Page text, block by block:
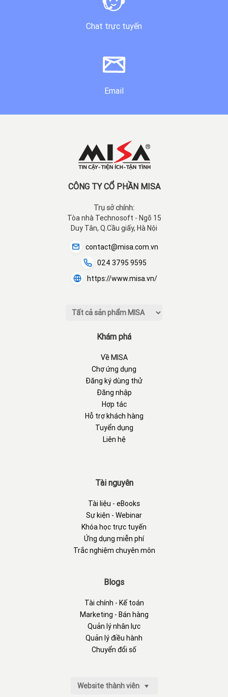
Chat trực tuyến
Email
CÔNG TY CỔ PHẦN MISA
Trụ sở chính:
Tòa nhà Technosoft - Ngõ 15
Duy Tân, Q.Cầu giấy, Hà Nội
contact@misa.com.vn
024 3795 9595
https://www.misa.vn/
Khám phá
Về MISA
Chợ ứng dụng
Đăng ký dùng thử
Đăng nhập
Hợp tác
Hỗ trợ khách hàng
Tuyển dụng
Liên hệ
Tài nguyên
Tài liệu - eBooks
Sự kiện - Webinar
Khóa học trực tuyến
Ứng dụng miễn phí
Trắc nghiệm chuyên môn
Blogs
Tài chính - Kế toán
Marketing - Bán hàng
Quản lý nhân lực
Quản lý điều hành
Chuyển đổi số
Website thành viên